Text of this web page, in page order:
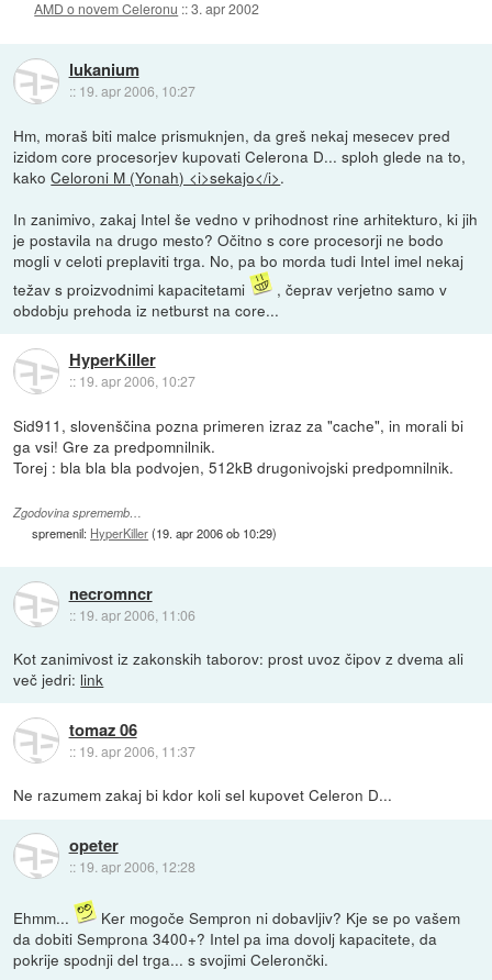
AMD o novem Celeronu ::3. apr 2002
lukanium
:: 19. apr 2006, 10:27
Hm, moraš biti malce prismuknjen, da greš nekaj mesecev pred
izidom core procesorjev kupovati Celerona D... sploh glede na to,
kakoCeloroni M (Yonah) <i>sekajo</i>.
In zanimivo, zakaj Intel še vedno v prihodnost rine arhitekturo, ki jih
je postavila na drugo mesto? Očitno s core procesorji ne bodo
mogli v celoti preplaviti trga. No, pa bo morda tudi Intel imel nekaj
težav s proizvodnimi kapacitetami
, čeprav verjetno samo v
obdobju prehoda iz netburst na core...
HyperKiller
:: 19. apr 2006, 10:27
Sid911, slovenščina pozna primeren izraz za "cache", in morali bi
ga vsi! Gre za predpomnilnik.
Torej : bla bla bla podvojen, 512kB drugonivojski predpomnilnik.
Zgodovina sprememb…
spremenil: HyperKiller(19. apr 2006 ob 10:29)
necromncr
:: 19. apr 2006, 11:06
Kot zanimivost iz zakonskih taborov: prost uvoz čipov z dvema ali
več jedri: link
tomaz 06
:: 19. apr 2006, 11:37
Ne razumem zakaj bi kdor koli sel kupovet Celeron D...
opeter
:: 19. apr 2006, 12:28
Ehmm...
Ker mogoče Sempron ni dobavljiv? Kje se po vašem
da dobiti Semprona 3400+? Intel pa ima dovolj kapacitete, da
pokrije spodnji del trga... s svojimi Celerončki.